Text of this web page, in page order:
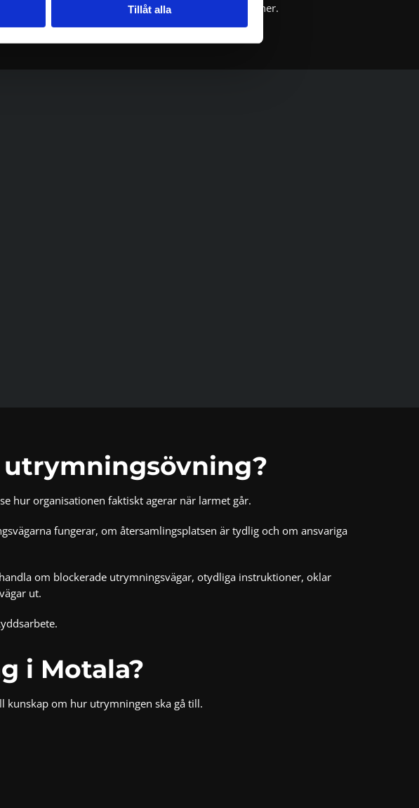
Tillåt alla
eller se över skyltning och larmrutiner.
hur organisationen faktiskt agerar när larmet går.
fungerar, om återsamlingsplatsen är tydlig och om ansvariga
om blockerade utrymningsvägar, otydliga instruktioner, oklar
ut.
i Motala?
kunskap om hur utrymningen ska gå till.